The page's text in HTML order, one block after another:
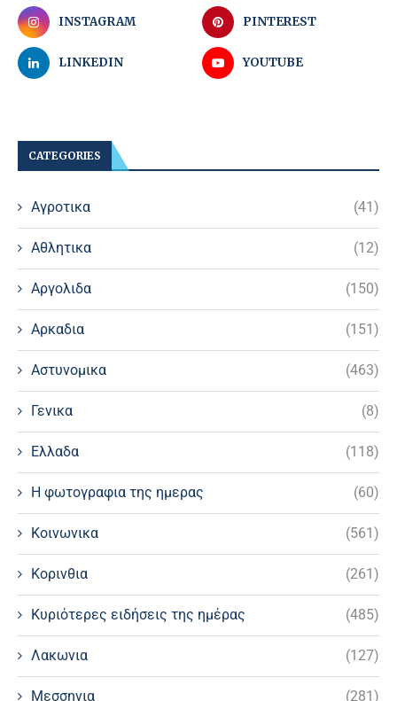
INSTAGRAM PINTEREST
LINKEDIN YOUTUBE
CATEGORIES
Αγροτικα (41)
Αθλητικα (12)
Αργολιδα (150)
Αρκαδια (151)
Αστυνομικα (463)
Γενικα (8)
Ελλαδα (118)
Η φωτογραφια της ημερας (60)
Κοινωνικα (561)
Κορινθια (261)
Κυριότερες ειδήσεις της ημέρας (485)
Λακωνια (127)
Μεσσηνια (281)